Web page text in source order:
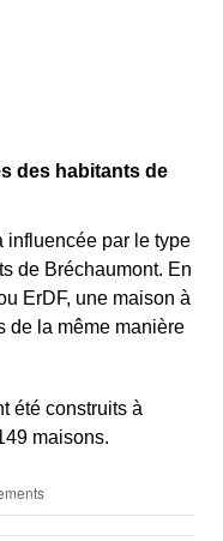
des habitants de
influencée par le type
de Bréchaumont. En
ErDF, une maison à
de la même manière
été construits à
maisons.